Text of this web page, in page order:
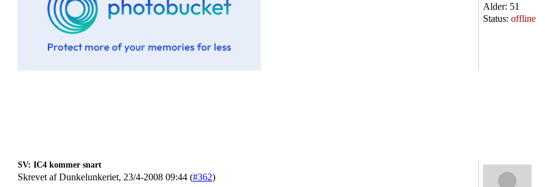
Alder: 51
Status: offline
SV: IC4 kommer snart
Skrevet af Dunkelunkeriet, 23/4-2008 09:44 (#362)